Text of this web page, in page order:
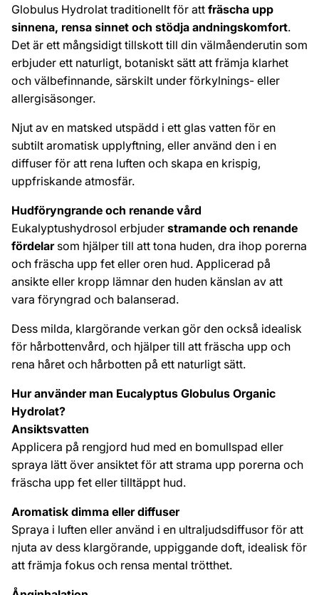
Globulus Hydrolat traditionellt för att fräscha upp
sinnena, rensa sinnet och stödja andningskomfort.
Det är ett mångsidigt tillskott till din välmåenderutin som
erbjuder ett naturligt, botaniskt sätt att främja klarhet
och välbefinnande, särskilt under förkylnings- eller
allergisäsonger.
Njut av en matsked utspädd i ett glas vatten för en
subtilt aromatisk upplyftning, eller använd den i en
diffuser för att rena luften och skapa en krispig,
uppfriskande atmosfär.
Hudföryngrande och renande vård
Eukalyptushydrosol erbjuder stramande och renande
fördelarsom hjälper till att tona huden, dra ihop porerna
och fräscha upp fet eller oren hud. Applicerad på
ansikte eller kropp lämnar den huden känslan av att
vara föryngrad och balanserad.
Dess milda, klargörande verkan gör den också idealisk
för hårbottenvård, och hjälper till att fräscha upp och
rena håret och hårbotten på ett naturligt sätt.
Hur använder man Eucalyptus Globulus Organic
Hydrolat?
Ansiktsvatten
Applicera på rengjord hud med en bomullspad eller
spraya lätt över ansiktet för att strama upp porerna och
fräscha upp fet eller tilltäppt hud.
Aromatisk dimma eller diffuser
Spraya i luften eller använd i en ultraljudsdiffusor för att
njuta av dess klargörande, uppiggande doft, idealisk för
att främja fokus och rensa mental trötthet.